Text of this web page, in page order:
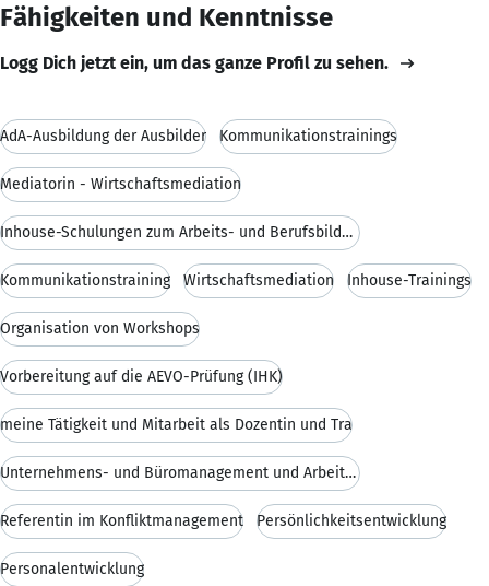
Fähigkeiten und Kenntnisse
Logg Dich jetzt ein, um das ganze Profil zu sehen.
AdA-Ausbildung der Ausbilder Kommunikationstrainings
Mediatorin - Wirtschaftsmediation
Inhouse-Schulungen zum Arbeits- und Berufsbildungs
Kommunikationstraining Wirtschaftsmediation Inhouse-Trainings
Organisation von Workshops
Vorbereitung auf die AEVO-Prüfung (IHK)
meine Tätigkeit und Mitarbeit als Dozentin und Tra
Unternehmens- und Büromanagement und Arbeitsrecht
Referentin im Konfliktmanagement Persönlichkeitsentwicklung
Personalentwicklung